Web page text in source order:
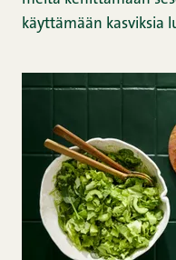
käyttämään kasviksia